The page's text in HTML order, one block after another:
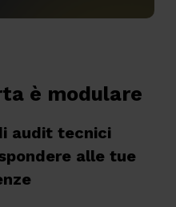
è modulare
audit tecnici
alle tue